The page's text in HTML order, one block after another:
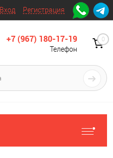
Вход Регистрация
+7 (967) 180-17-19
Телефон
0